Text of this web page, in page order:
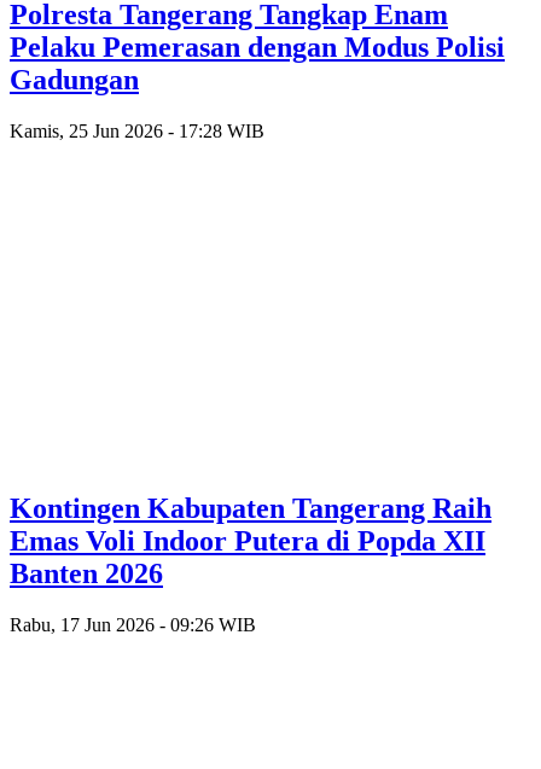
Polresta Tangerang Tangkap Enam
Pelaku Pemerasan dengan Modus Polisi
Gadungan
Kamis, 25 Jun 2026 - 17:28 WIB
Kontingen Kabupaten Tangerang Raih
Emas Voli Indoor Putera di Popda XII
Banten 2026
Rabu, 17 Jun 2026 - 09:26 WIB